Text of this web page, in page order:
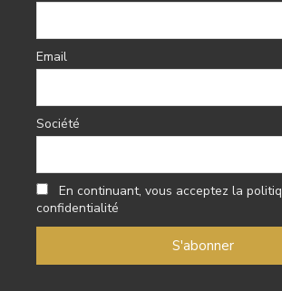
Email
Société
En continuant, vous acceptez la
confidentialité